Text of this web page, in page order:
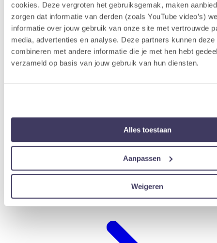
cookies. Deze vergroten het gebruiksgemak, maken
zorgen dat informatie van derden (zoals YouTube video’s)
informatie over jouw gebruik van onze site met vertrouwde
media, advertenties en analyse. Deze partners kunnen deze
combineren met andere informatie die je met hen hebt
verzameld op basis van jouw gebruik van hun diensten.
Alles toestaan
Aanpassen
Weigeren
Ik heb een voucher